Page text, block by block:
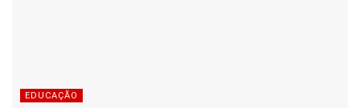
EDUCAÇÃO